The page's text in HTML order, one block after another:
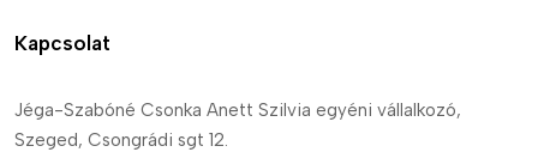
Kapcsolat
Jéga-Szabóné Csonka Anett Szilvia egyéni vállalkozó,
Szeged, Csongrádi sgt 12.